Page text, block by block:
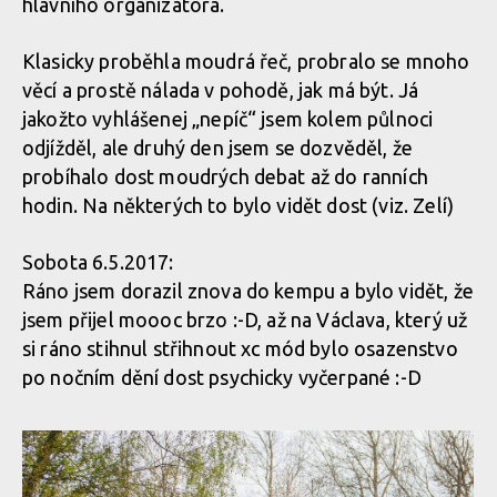
Demo Air Day - dvojitý report od Abby a Ondry Dohnala
Demo Air Day - dvojitý report od Abby a Ondry Dohnala
Demo Air Day - dvojitý report od Abby a Ondry Dohnala
Demo Air Day - dvojitý report od Abby a Ondry Dohnala
Demo Air Day
Abby a Ondry
Dohnala
report od
Abby a Ondry
Dohnala
Demo Air Day
- dvojitý
report od
Demo Air Day - dvojitý report od Abby a
Demo Air Day - dvojitý report od Abby a
Ondry Dohnala
Ondry Dohnala
Demo Air Day - dvojitý report od Abby a
Ondry Dohnala
Demo Air Day - dvojitý report od Abby a
Klasicky proběhla moudrá řeč, probralo se mnoho
věcí a prostě nálada v pohodě, jak má být. Já
jakožto vyhlášenej „nepíč“ jsem kolem půlnoci
odjížděl, ale druhý den jsem se dozvěděl, že
probíhalo dost moudrých debat až do ranních
hodin. Na některých to bylo vidět dost (viz. Zelí)
Sobota 6.5.2017:
Ráno jsem dorazil znova do kempu a bylo vidět, že
jsem přijel moooc brzo :-D, až na Václava, který už
si ráno stihnul střihnout xc mód bylo osazenstvo
po nočním dění dost psychicky vyčerpané :-D